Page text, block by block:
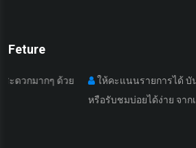
Feture
ๆ ด้วย
ให้คะแนนรายการได้ บันทึกรายกา
หรือรับชมบ่อยได้ง่าย จากเมนูข้างบน